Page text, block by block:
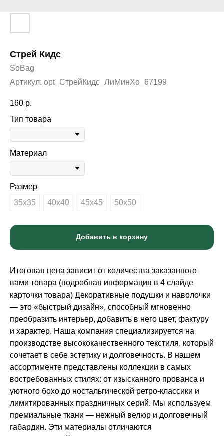
Стрей Кидс
SoBag
Артикул: opt_СтрейКидс_ЛиМинХо_67199
160 р.
Тип товара
Материал
Размер
35х35
40х40 45х45 50х50
Добавить в корзину
Итоговая цена зависит от количества заказанного
вами товара (подробная информация в 4 слайде
карточки товара) Декоративные подушки и наволочки
— это «быстрый дизайн», способный мгновенно
преобразить интерьер, добавить в него цвет, фактуру
и характер. Наша компания специализируется на
производстве высококачественного текстиля, который
сочетает в себе эстетику и долговечность. В нашем
ассортименте представлены коллекции в самых
востребованных стилях: от изысканного прованса и
уютного бохо до ностальгической ретро-классики и
лимитированных праздничных серий. Мы используем
премиальные ткани — нежный велюр и долговечный
габардин. Эти материалы отличаются